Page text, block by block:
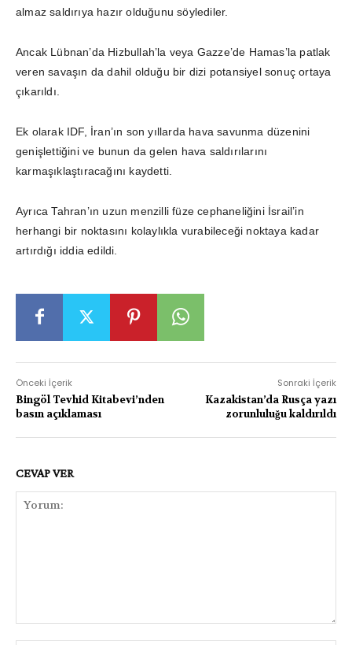
almaz saldırıya hazır olduğunu söylediler.
Ancak Lübnan’da Hizbullah’la veya Gazze’de Hamas’la patlak
veren savaşın da dahil olduğu bir dizi potansiyel sonuç ortaya
çıkarıldı.
Ek olarak IDF, İran’ın son yıllarda hava savunma düzenini
genişlettiğini ve bunun da gelen hava saldırılarını
karmaşıklaştıracağını kaydetti.
Ayrıca Tahran’ın uzun menzilli füze cephaneliğini İsrail’in
herhangi bir noktasını kolaylıkla vurabileceği noktaya kadar
artırdığı iddia edildi.
Önceki İçerik
Bingöl Tevhid Kitabevi’nden
basın açıklaması
Sonraki İçerik
Kazakistan’da Rusça yazı
zorunluluğu kaldırıldı
CEVAP VER